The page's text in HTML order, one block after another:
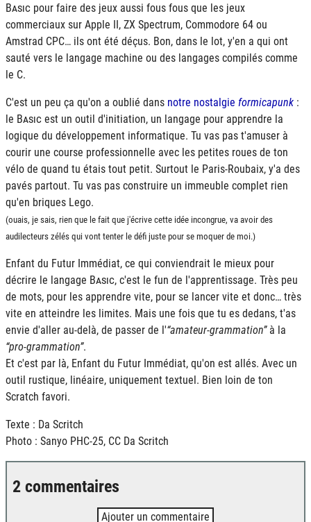
Basic pour faire des jeux aussi fous fous que les jeux
commerciaux sur Apple II, ZX Spectrum, Commodore 64 ou
Amstrad CPC… ils ont été déçus. Bon, dans le lot, y'en a qui ont
sauté vers le langage machine ou des langages compilés comme
le C.
C'est un peu ça qu'on a oublié dans notre nostalgie formicapunk :
le Basic est un outil d'initiation, un langage pour apprendre la
logique du développement informatique. Tu vas pas t'amuser à
courir une course professionnelle avec les petites roues de ton
vélo de quand tu étais tout petit. Surtout le Paris-Roubaix, y'a des
pavés partout. Tu vas pas construire un immeuble complet rien
qu'en briques Lego.
(ouais, je sais, rien que le fait que j'écrive cette idée incongrue, va avoir des
audilecteurs zélés qui vont tenter le défi juste pour se moquer de moi.)
Enfant du Futur Immédiat, ce qui conviendrait le mieux pour
décrire le langage Basic, c'est le fun de l'apprentissage. Très peu
de mots, pour les apprendre vite, pour se lancer vite et donc… très
vite en atteindre les limites. Mais une fois que tu es dedans, t'as
envie d'aller au-delà, de passer de l' amateur-grammation à la
pro-grammation .
Et c'est par là, Enfant du Futur Immédiat, qu'on est allés. Avec un
outil rustique, linéaire, uniquement textuel. Bien loin de ton
Scratch favori.
Texte : Da Scritch
Photo : Sanyo PHC-25, CC Da Scritch
2 commentaires
Ajouter un commentaire